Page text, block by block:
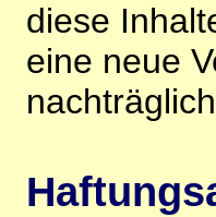
diese
eine neue